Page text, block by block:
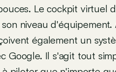
Le cockpit virtuel
niveau
également un
Google. Il s'agit tout